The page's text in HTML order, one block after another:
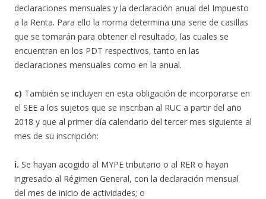
declaraciones mensuales y la declaración anual del Impuesto
a la Renta. Para ello la norma determina una serie de casillas
que se tomarán para obtener el resultado, las cuales se
encuentran en los PDT respectivos, tanto en las
declaraciones mensuales como en la anual.
c) También se incluyen en esta obligación de incorporarse en
el SEE a los sujetos que se inscriban al RUC a partir del año
2018 y que al primer día calendario del tercer mes siguiente al
mes de su inscripción:
i. Se hayan acogido al MYPE tributario o al RER o hayan
ingresado al Régimen General, con la declaración mensual
del mes de inicio de actividades; o